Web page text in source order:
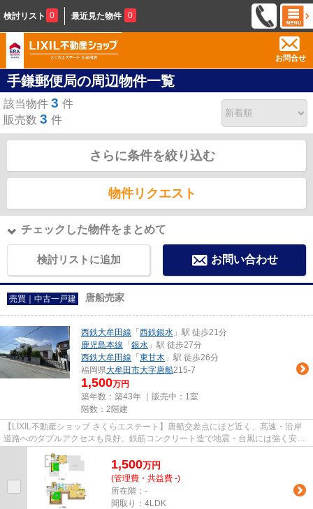
検討リスト 0 最近見た物件 0
お問合せ
手鎌郵便局の周辺物件一覧
該当物件 3 件
販売数 3 件
さらに条件を絞り込む
物件リクエスト
チェックした物件をまとめて
検討リストに追加 お問い合わせ
売買｜中古一戸建 唐船売家
西鉄大牟田線 「 西鉄銀水 」駅 徒歩21分
鹿児島本線 「 銀水 」駅 徒歩27分
西鉄大牟田線 「 東甘木 」駅 徒歩26分
福岡県大牟田市大字唐船215-7
1,500万円
築年数：築43年 ｜販売中： 1室
階数：2階建
【LIXIL不動産ショップ さくらエステート】唐船交差点にほど近く、高速・沿岸
道路へのダブルアクセスも良好。鉄筋コンクリート造で地震・台風には強く安心
1,500万円
(管理費・共益費 -)
所在階：-
間取り：4LDK